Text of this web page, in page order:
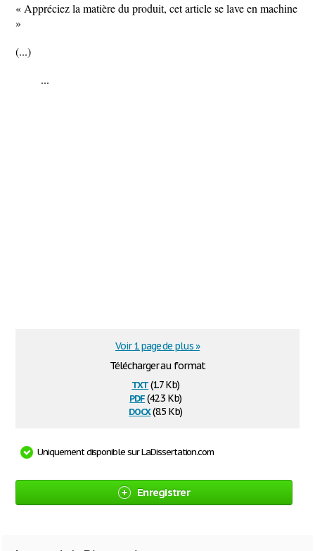
« Appréciez la matière du produit, cet article se lave en machine
»
(...)
...
Télécharger au format
txt(1.7 Kb)
pdf(42.3 Kb)
docx(8.5 Kb)
Voir 1 page de plus »
Uniquement disponible sur LaDissertation.com
Enregistrer